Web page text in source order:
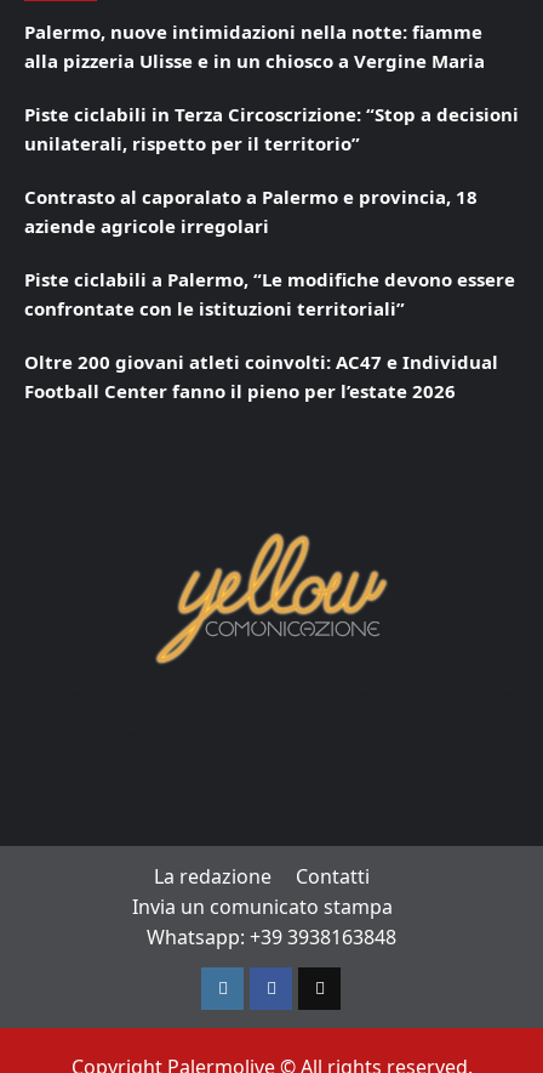
Palermo, nuove intimidazioni nella notte: fiamme
alla pizzeria Ulisse e in un chiosco a Vergine Maria
Piste ciclabili in Terza Circoscrizione: “Stop a decisioni
unilaterali, rispetto per il territorio”
Contrasto al caporalato a Palermo e provincia, 18
aziende agricole irregolari
Piste ciclabili a Palermo, “Le modifiche devono essere
confrontate con le istituzioni territoriali”
Oltre 200 giovani atleti coinvolti: AC47 e Individual
Football Center fanno il pieno per l’estate 2026
La redazione
Contatti
Invia un comunicato stampa
Whatsapp: +39 3938163848
InstagramFacebook
TikTok
Copyright Palermolive © All rights reserved.